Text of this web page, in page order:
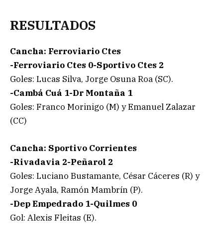
RESULTADOS
Cancha: Ferroviario Ctes
-Ferroviario Ctes 0-Sportivo Ctes 2
Goles: Lucas Silva, Jorge Osuna Roa (SC).
-Cambá Cuá 1-Dr Montaña 1
Goles: Franco Morinigo (M) y Emanuel Zalazar
(CC)
Cancha: Sportivo Corrientes
-Rivadavia 2-Peñarol 2
Goles: Luciano Bustamante, César Cáceres (R) y
Jorge Ayala, Ramón Mambrín (P).
-Dep Empedrado 1-Quilmes 0
Gol: Alexis Fleitas (E).